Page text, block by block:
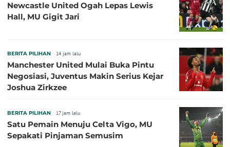
Newcastle United Ogah Lepas Lewis
Hall, MU Gigit Jari
BERITA PILIHAN 14 jam lalu
Manchester United Mulai Buka Pintu
Negosiasi, Juventus Makin Serius Kejar
Joshua Zirkzee
BERITA PILIHAN 17 jam lalu
Satu Pemain Menuju Celta Vigo, MU
Sepakati Pinjaman Semusim